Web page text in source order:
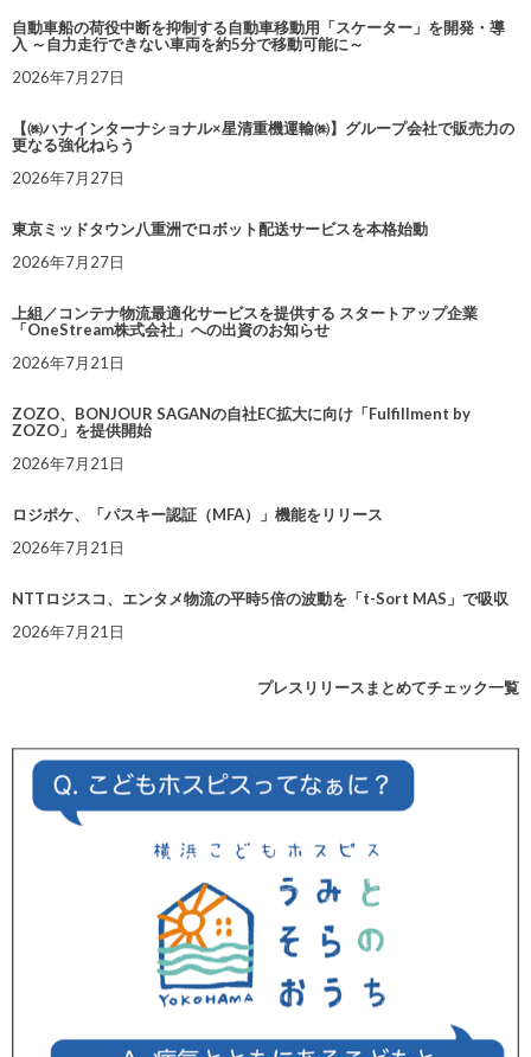
自動車船の荷役中断を抑制する自動車移動用「スケーター」を開発・導
入 ～自力走行できない車両を約5分で移動可能に～
2026年7月27日
【㈱ハナインターナショナル×星清重機運輸㈱】グループ会社で販売力の
更なる強化ねらう
2026年7月27日
東京ミッドタウン八重洲でロボット配送サービスを本格始動
2026年7月27日
上組／コンテナ物流最適化サービスを提供する スタートアップ企業
「OneStream株式会社」への出資のお知らせ
2026年7月21日
ZOZO、BONJOUR SAGANの自社EC拡大に向け「Fulfillment by
ZOZO」を提供開始
2026年7月21日
ロジポケ、「パスキー認証（MFA）」機能をリリース
2026年7月21日
NTTロジスコ、エンタメ物流の平時5倍の波動を「t-Sort MAS」で吸収
2026年7月21日
プレスリリースまとめてチェック一覧